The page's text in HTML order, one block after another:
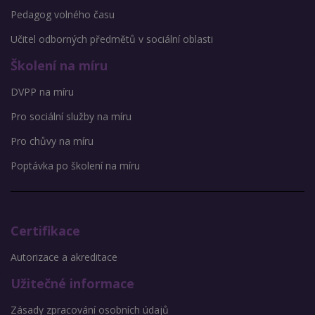
Pedagog volného času
Učitel odborných předmětů v sociální oblasti
Školení na míru
DVPP na míru
Pro sociální služby na míru
Pro chůvy na míru
Poptávka po školení na míru
Certifikace
Autorizace a akreditace
Užitečné informace
Zásady zpracování osobních údajů